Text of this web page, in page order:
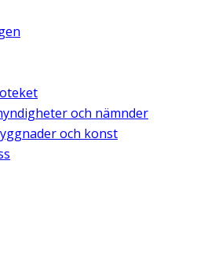
och nämnder
och konst